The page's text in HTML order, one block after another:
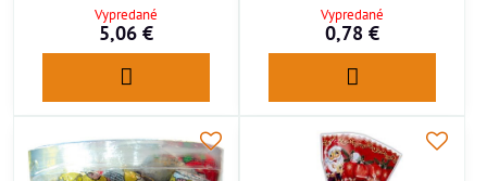
Vypredané
5,06 €
Vypredané
0,78 €